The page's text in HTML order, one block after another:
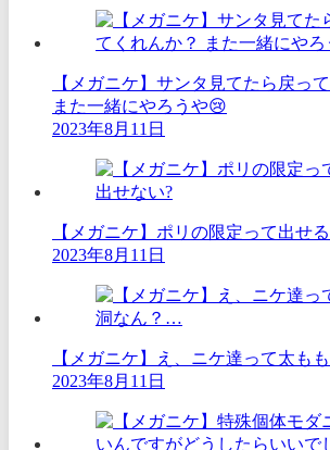
【メガニケ】サンタ見てたら戻っ
また一緒にやろうや😢
2023年8月11日
【メガニケ】ポリの限定って出せ
2023年8月11日
【メガニケ】え、ニケ達って太も
2023年8月11日